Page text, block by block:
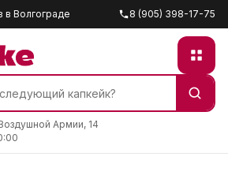
в Волгограде 8 (905) 398-17-75
Армии, 14